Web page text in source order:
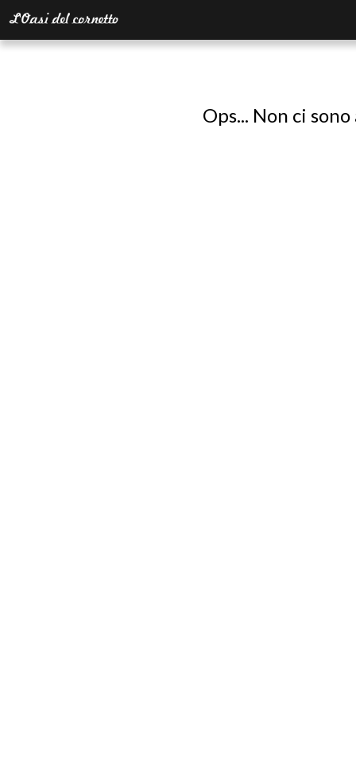
Ops... Non ci